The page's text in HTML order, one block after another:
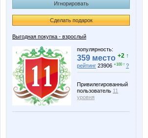
Игнорировать
Сделать подарок
Выгодная покупка - взрослый
популярность:
359 место +2 ↑
рейтинг 23906 +100 ↑ ?
Привилегированный
пользователь 11
уровня